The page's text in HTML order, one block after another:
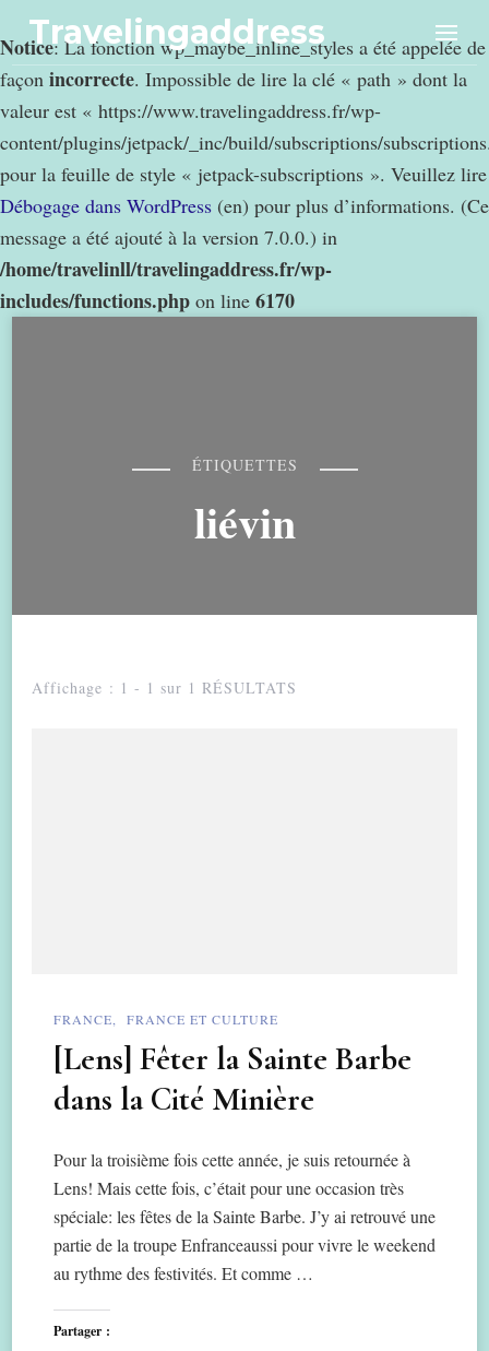
Notice: La fonction wp_maybe_inline_styles a été appelée de
façon incorrecte. Impossible de lire la clé « path » dont la
valeur est « https://www.travelingaddress.fr/wp-
content/plugins/jetpack/_inc/build/subscriptions/
pour la feuille de style « jetpack-subscriptions ». Veuillez lire
Débogage dans WordPress (en) pour plus d’informations. (Ce
message a été ajouté à la version 7.0.0.) in
/home/travelinll/travelingaddress.fr/wp-
includes/functions.php on line 6170
Travelingaddress
ÉTIQUETTES
liévin
Affichage : 1 - 1 sur 1 RÉSULTATS
FRANCE FRANCE ET CULTURE
[Lens] Fêter la Sainte Barbe
dans la Cité Minière
Pour la troisième fois cette année, je suis retournée à
Lens! Mais cette fois, c’était pour une occasion très
spéciale: les fêtes de la Sainte Barbe. J’y ai retrouvé une
partie de la troupe Enfranceaussi pour vivre le weekend
au rythme des festivités. Et comme …
Partager :